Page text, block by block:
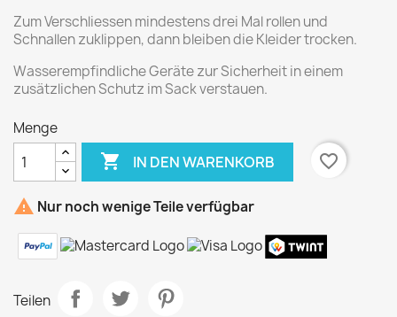
Zum Verschliessen mindestens drei Mal rollen und
Schnallen zuklippen, dann bleiben die Kleider trocken.
Wasserempfindliche Geräte zur Sicherheit in einem
zusätzlichen Schutz im Sack verstauen.
Menge
 IN DEN WARENKORB favorite_border
 Nur noch wenige Teile verfügbar
Teilen